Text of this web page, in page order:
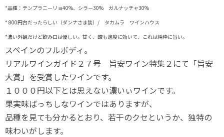
*品種：テンプラニーリョ40%、シラー30% ガルナッチャ30%
* 800円台だったらしい（ダンナさま談）/ タカムラ ワインハウス
*濃い外観だけど飲み口は優しい。甘く、酸も適度に効いて、これは純粋に旨い。
スペインのフルボディ。
リアルワインガイド２７号 旨安ワイン特集２にて「旨安
大賞」を受賞したワインです。
１０００円以下とは思えない濃いぃワインです。
果実味ばっちしなワインではありますが、
品種を見ても分かるとおり、若干のクセというか、独特の
味わいがします。